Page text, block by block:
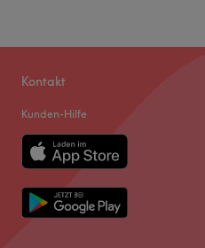
Kontakt
Kunden-Hilfe